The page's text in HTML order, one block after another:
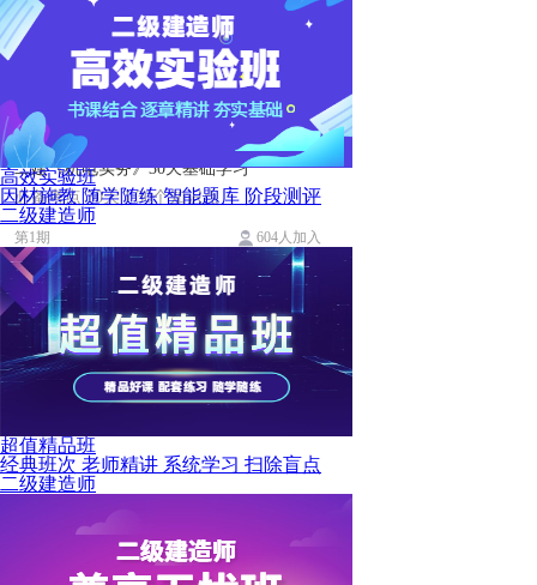
二建《机电实务》30天基础学习
必备考点 30天 I 30个知识点
第1期 604人加入
高效实验班
因材施教 随学随练 智能题库 阶段测评
二级建造师
超值精品班
经典班次 老师精讲 系统学习 扫除盲点
二级建造师